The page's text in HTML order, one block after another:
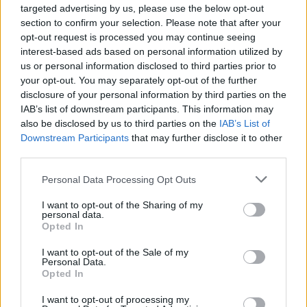
targeted advertising by us, please use the below opt-out
section to confirm your selection. Please note that after your
opt-out request is processed you may continue seeing
interest-based ads based on personal information utilized by
us or personal information disclosed to third parties prior to
your opt-out. You may separately opt-out of the further
disclosure of your personal information by third parties on the
IAB’s list of downstream participants. This information may
also be disclosed by us to third parties on the IAB’s List of
Downstream Participants that may further disclose it to other
Personal Data Processing Opt Outs
I want to opt-out of the Sharing of my
personal data.
Opted In
I want to opt-out of the Sale of my
Personal Data.
Opted In
I want to opt-out of processing my
alte prestazioni”, ha dichiarato Rose. “Espanderemo il
nostro mercato di riferimento spingendo
maggiormente sulle soluzioni aziendali e tecnologiche.
Infine, adotteremo un approccio disciplinato
all’allocazione del capitale, concentrandoci
sull’efficienza dei costi e sul mantenimento di un
bilancio solido, dando priorità alle parti della nostra
attività in cui possiamo offrire il massimo valore agli
azionisti”. Si tratta di un impegno notevole, ha
a ritmo sostenuto con alcune iniziative già annunciate
altre in arrivo... siamo ottimisti, motivati e fiduciosi di
stare costruendo il piano giusto e la cultura giusta per
dipendenti, ai nostri clienti e ai nostri azionisti”. WPP
ha dichiarato che è in corso una nuova revisione